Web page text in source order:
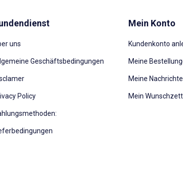
uns
Geschäftsbedingungen
Policy
Mein Konto
Kundenkonto
Meine
Meine
Mein